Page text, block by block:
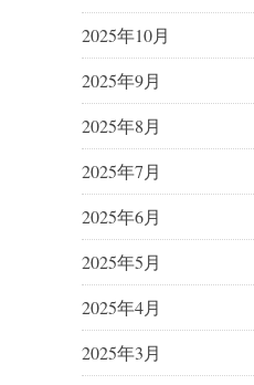
2025年10月
2025年9月
2025年8月
2025年7月
2025年6月
2025年5月
2025年4月
2025年3月